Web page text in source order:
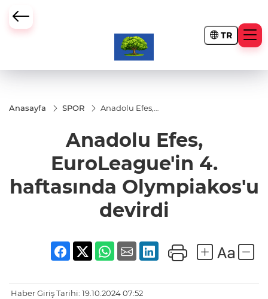
TR
Anasayfa SPOR
Anadolu Efes,
Olympiakos'u
devirdi
Anadolu Efes,
EuroLeague'in 4.
haftasında Olympiakos'u
devirdi
Haber Giriş Tarihi: 19.10.2024 07:52